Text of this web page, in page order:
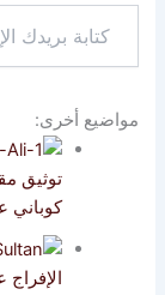
أخرى:
توثيق مقتل
كوباني على